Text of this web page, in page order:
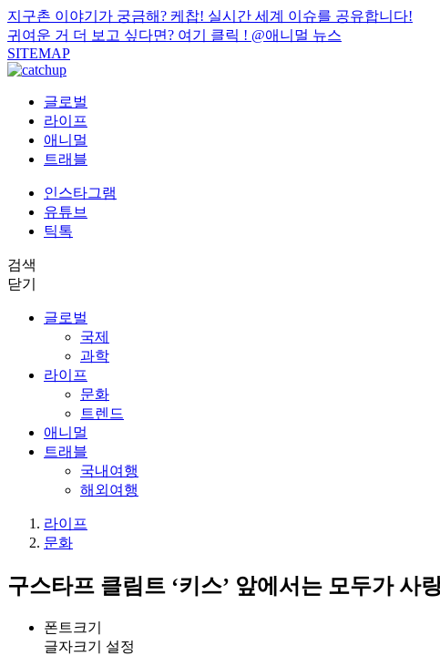
지구촌 이야기가 궁금해? 케찹! 실시간 세계 이슈를 공유합니다!
귀여운 거 더 보고 싶다면? 여기 클릭 ! @애니멀 뉴스
SITEMAP
글로벌
라이프
애니멀
트래블
인스타그램
유튜브
틱톡
검색
닫기
글로벌
국제
과학
라이프
문화
트렌드
애니멀
트래블
국내여행
해외여행
라이프
문화
구스타프 클림트 ‘키스’ 앞에서는 모두가 사
폰트크기
글자크기 설정